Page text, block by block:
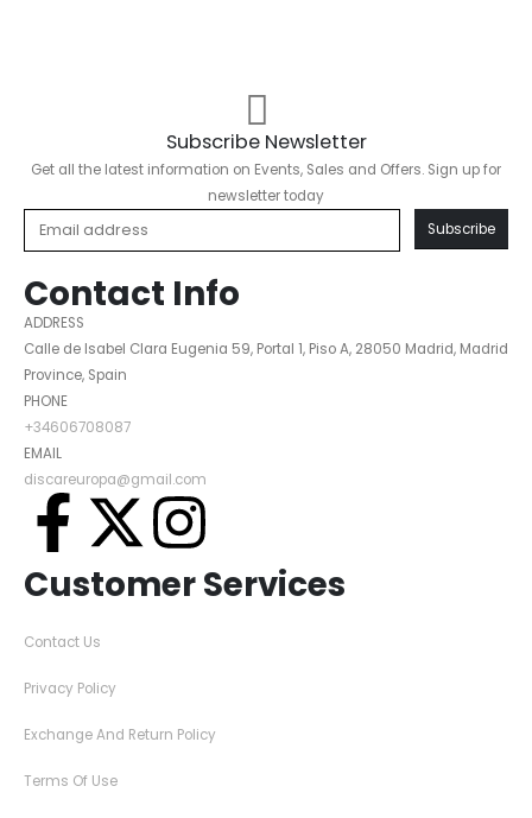
Subscribe Newsletter
Get all the latest information on Events, Sales and Offers. Sign up for
newsletter today
Subscribe
Contact Info
ADDRESS
Calle de Isabel Clara Eugenia 59, Portal 1, Piso A, 28050 Madrid, Madrid
Province, Spain
PHONE
+34606708087
EMAIL
discareuropa@gmail.com
Customer Services
Contact Us
Privacy Policy
Exchange And Return Policy
Terms Of Use